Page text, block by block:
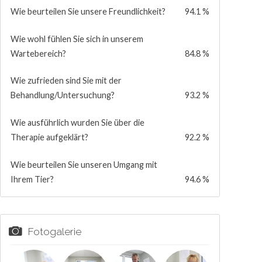
Wie beurteilen Sie unsere Freundlichkeit? 94.1 %
Wie wohl fühlen Sie sich in unserem
Wartebereich?
84.8 %
Wie zufrieden sind Sie mit der
Behandlung/Untersuchung?
93.2 %
Wie ausführlich wurden Sie über die
Therapie aufgeklärt?
92.2 %
Wie beurteilen Sie unseren Umgang mit
Ihrem Tier?
94.6 %
Fotogalerie